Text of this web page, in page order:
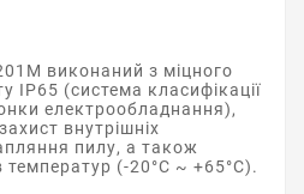
виконаний з міцного
IP65 (система класифікації
електрообладнання),
внутрішніх
пилу, а також
температур (-20°C ~ +65°C).